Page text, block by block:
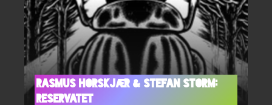
Rasmus Horskjær & Stefan Storm:
Reservatet